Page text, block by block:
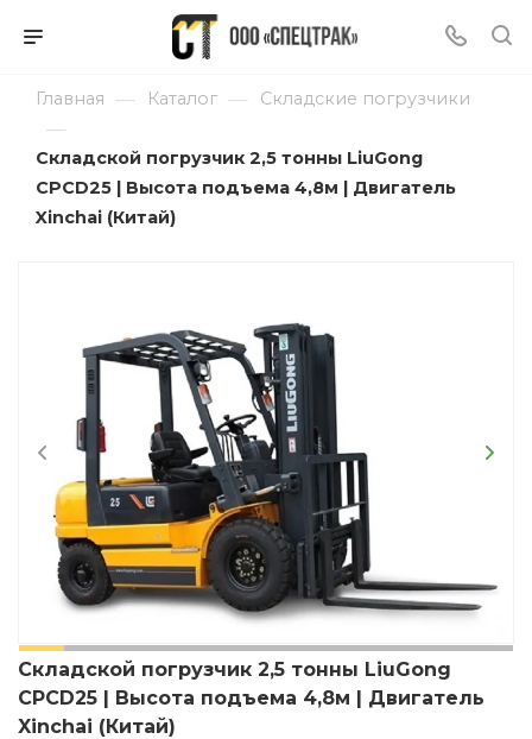
Главная — Каталог — Складские погрузчики
—
Складской погрузчик 2,5 тонны LiuGong
CPCD25 | Высота подъема 4,8м | Двигатель
Xinchai (Китай)
Складской погрузчик 2,5 тонны LiuGong
CPCD25 | Высота подъема 4,8м | Двигатель
Xinchai (Китай)